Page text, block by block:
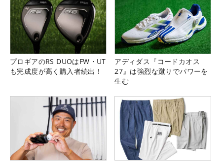
プロギアのRS DUOはFW・UT
も完成度が高く購入者続出！
アディダス『コードカオス
27』は強烈な蹴りでパワーを
生む